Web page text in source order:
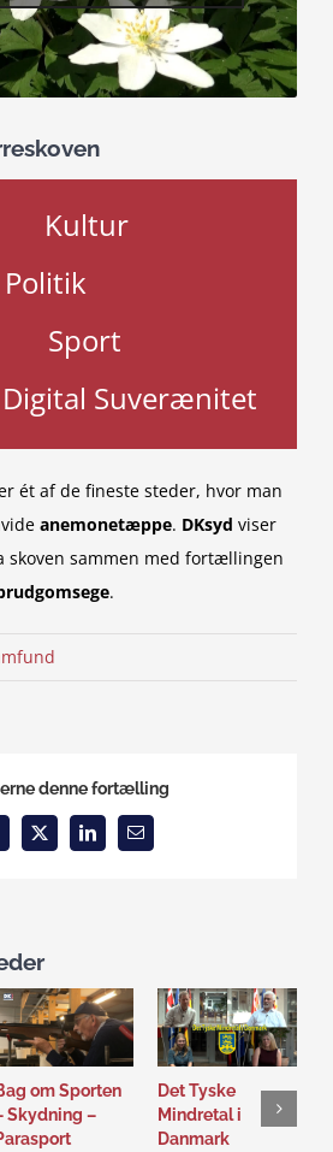
Kultur
Politik
Sport
Digital Suverænitet
ét af de fineste steder, hvor man
anemonetæppe. DKsyd viser
skoven sammen med fortællingen
.
denne fortælling
X LinkedInEmail
om Sporten
Skydning –
Det Tyske
Mindretal i
Danmark